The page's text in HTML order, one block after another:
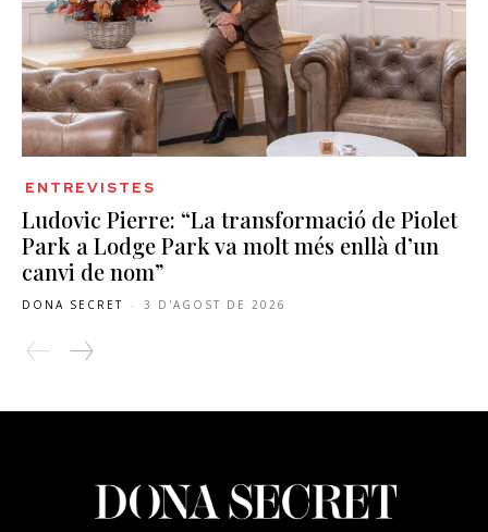
ENTREVISTES
Ludovic Pierre: “La transformació de Piolet
Park a Lodge Park va molt més enllà d’un
canvi de nom”
DONA SECRET - 3 D'AGOST DE 2026